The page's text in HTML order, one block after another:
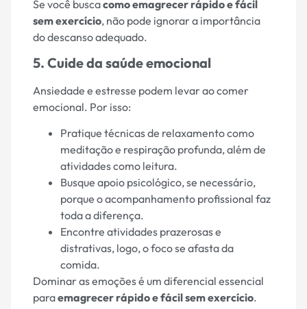
Se você buscacomo emagrecer rápido e fácil
sem exercício, não pode ignorar a importância
do descanso adequado.
5. Cuide da saúde emocional
Ansiedade e estresse podem levar ao comer
emocional. Por isso:
Pratique técnicas de relaxamento como
meditação e respiração profunda, além de
atividades como leitura.
Busque apoio psicológico, se necessário,
porque o acompanhamento profissional faz
toda a diferença.
Encontre atividades prazerosas e
distrativas, logo, o foco se afasta da
comida.
Dominar as emoções é um diferencial essencial
paraemagrecer rápido e fácil sem exercício.